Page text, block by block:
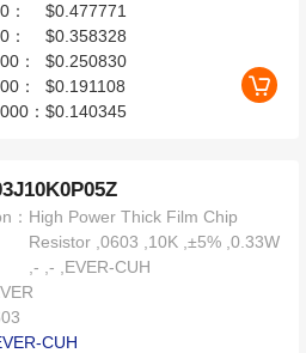
：
$0.477771
：
$0.358328
：
$0.250830
：
$0.191108
：$0.140345
： High Power Thick Film Chip
Resistor ,0603 ,10K ,±5% ,0.33W
,- ,- ,EVER-CUH
CUH